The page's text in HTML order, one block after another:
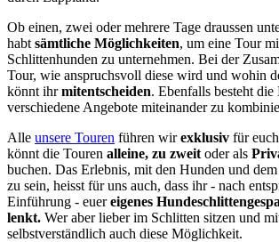
Ob einen, zwei oder mehrere Tage draussen
habt sämtliche Möglichkeiten, um eine Tour
Schlittenhunden zu unternehmen. Bei der
Tour, wie anspruchsvoll diese wird und wohin
könnt ihrmitentscheiden. Ebenfalls besteht
verschiedene Angebote miteinander zu
Alle unsere Touren führen wirexklusiv für euch
könnt die Touren alleine, zu zweit oder als
buchen. Das Erlebnis, mit den Hunden und
zu sein, heisst für uns auch, dass ihr - nach
Einführung - euereigenes
lenkt. Wer aber lieber im Schlitten sitzen und
selbstverständlich auch diese Möglichkeit.